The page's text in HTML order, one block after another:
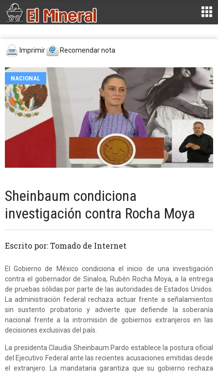
Imprimir Recomendar nota
NACIONAL
Sheinbaum condiciona
investigación contra Rocha Moya
Escrito por: Tomado de Internet
El Gobierno de México condiciona el inicio de una investigación
contra el gobernador de Sinaloa, Rubén Rocha Moya, a la entrega
de pruebas sólidas por parte de las autoridades de Estados Unidos.
La administración federal rechaza actuar frente a señalamientos
sin sustento probatorio y advierte que defiende la soberanía
nacional frente a la intromisión de gobiernos extranjeros en las
decisiones exclusivas del país.
La presidenta Claudia Sheinbaum Pardo establece la postura oficial
del Ejecutivo Federal ante las recientes acusaciones emitidas desde
el extranjero. La mandataria garantiza que su gobierno rechaza